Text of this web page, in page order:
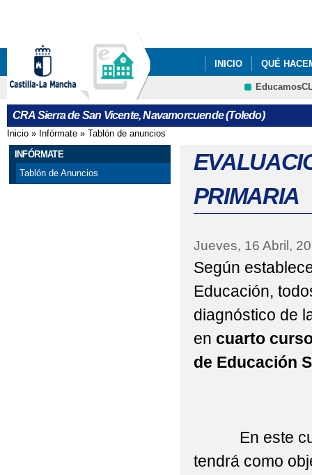
INICIO QUÉ
PROGRAMA DE
Cultura
CRA Sierra de San Vicente, Navamorcuende (Toledo)
Se encuentra usted aquí
Inicio » Infórmate » Tablón de anuncios
INFÓRMATE
Tablón de Anuncios
PRIMARIA
Jueves, 16 Abril,
Según
Educación,
diagnóstico de
en cuarto
de Educación
En este
tendrá como